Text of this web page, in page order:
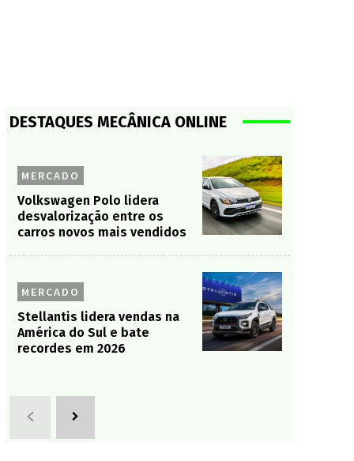
DESTAQUES MECÂNICA ONLINE
MERCADO
Volkswagen Polo lidera
desvalorização entre os
carros novos mais vendidos
MERCADO
Stellantis lidera vendas na
América do Sul e bate
recordes em 2026